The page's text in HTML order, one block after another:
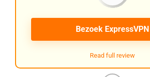
Bezoek ExpressVPN
Read full review